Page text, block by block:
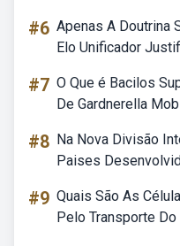
#6 Apenas A Doutrina
Elo Unificador
#7 O Que é Bacilos
De Gardnerella
#8 Na Nova Divisão
Paises
#9 Quais São As
Pelo Transporte